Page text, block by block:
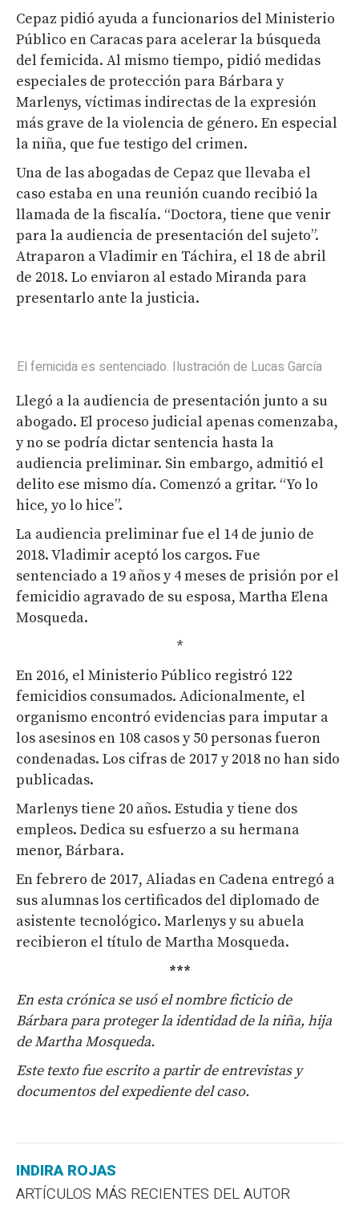
Cepaz pidió ayuda a funcionarios del Ministerio
Público en Caracas para acelerar la búsqueda
del femicida. Al mismo tiempo, pidió medidas
especiales de protección para Bárbara y
Marlenys, víctimas indirectas de la expresión
más grave de la violencia de género. En especial
la niña, que fue testigo del crimen.
Una de las abogadas de Cepaz que llevaba el
caso estaba en una reunión cuando recibió la
llamada de la fiscalía. “Doctora, tiene que venir
para la audiencia de presentación del sujeto”.
Atraparon a Vladimir en Táchira, el 18 de abril
de 2018. Lo enviaron al estado Miranda para
presentarlo ante la justicia.
El femicida es sentenciado. Ilustración de Lucas García
Llegó a la audiencia de presentación junto a su
abogado. El proceso judicial apenas comenzaba,
y no se podría dictar sentencia hasta la
audiencia preliminar. Sin embargo, admitió el
delito ese mismo día. Comenzó a gritar. “Yo lo
hice, yo lo hice”.
La audiencia preliminar fue el 14 de junio de
2018. Vladimir aceptó los cargos. Fue
sentenciado a 19 años y 4 meses de prisión por el
femicidio agravado de su esposa, Martha Elena
Mosqueda.
*
En 2016, el Ministerio Público registró 122
femicidios consumados. Adicionalmente, el
organismo encontró evidencias para imputar a
los asesinos en 108 casos y 50 personas fueron
condenadas. Los cifras de 2017 y 2018 no han sido
publicadas.
Marlenys tiene 20 años. Estudia y tiene dos
empleos. Dedica su esfuerzo a su hermana
menor, Bárbara.
En febrero de 2017, Aliadas en Cadena entregó a
sus alumnas los certificados del diplomado de
asistente tecnológico. Marlenys y su abuela
recibieron el título de Martha Mosqueda.
***
En esta crónica se usó el nombre ficticio de
Bárbara para proteger la identidad de la niña, hija
de Martha Mosqueda.
Este texto fue escrito a partir de entrevistas y
documentos del expediente del caso.
INDIRA ROJAS
ARTÍCULOS MÁS RECIENTES DEL AUTOR